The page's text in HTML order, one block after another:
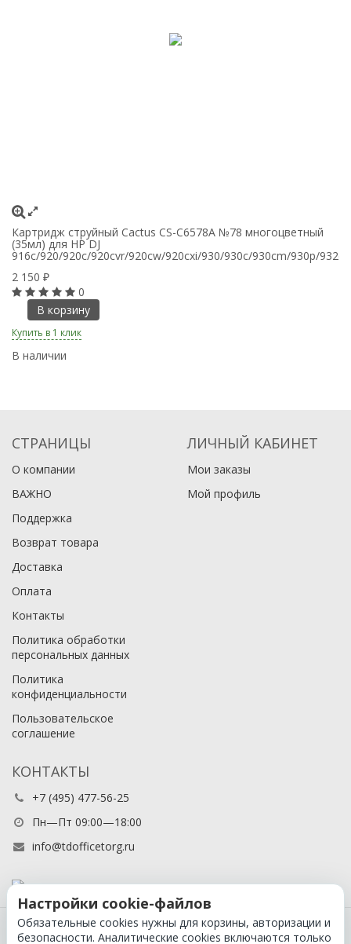
Картридж струйный Cactus CS-C6578A №78 многоцветный
(35мл) для HP DJ
916c/920/920c/920cvr/920cw/920cxi/930/930c/930cm/930p/
2 150 ₽
0
В корзину
Купить в 1 клик
В наличии
СТРАНИЦЫ
О компании
ВАЖНО
Поддержка
Возврат товара
Доставка
Оплата
Контакты
Политика обработки
персональных данных
Политика
конфиденциальности
Пользовательское
соглашение
ЛИЧНЫЙ КАБИНЕТ
Мои заказы
Мой профиль
КОНТАКТЫ
+7 (495) 477-56-25
Пн—Пт 09:00—18:00
info@tdofficetorg.ru
© 2026 Официальный партнер Cactus в России
Настройки cookie-файлов
Обязательные cookies нужны для корзины, авторизации и
безопасности. Аналитические cookies включаются только